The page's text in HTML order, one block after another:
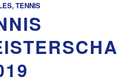
,TENNIS